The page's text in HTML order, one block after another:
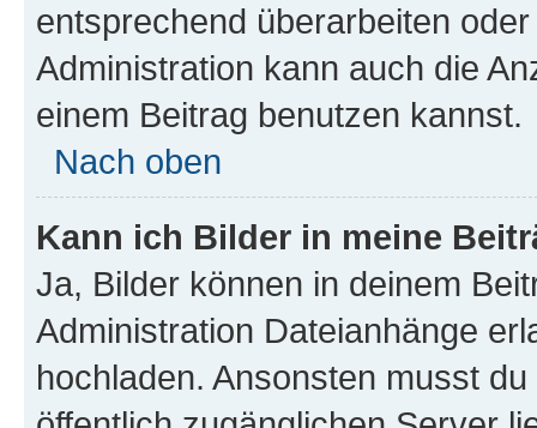
entsprechend überarbeiten
Administration kann auch die
einem Beitrag benutzen kannst.
Nach oben
Kann ich Bilder in meine
Ja, Bilder können in deinem
Administration Dateianhänge
hochladen. Ansonsten musst